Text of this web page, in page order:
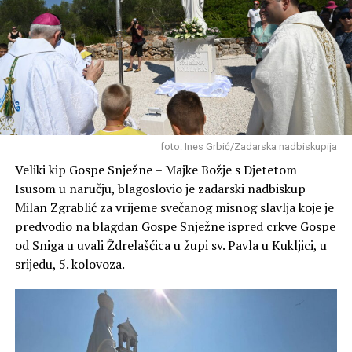
Rizvan, rekavši da je čudesnost Božje ljubavi izlivena u
Marijinom životu i u životu svakog krštenika, pa i
svećenika – ne našom zaslugom, nego Božjom milošću.
„Bog je Mariju unaprijed oslobodio svake ljage grijeha.
Bog se uvijek objavljuje kao onaj koji oslobađa, a ne kao
onaj koji zarobljava. Božje djelovanje je iznad vremena,
ono zahvaća u prošlost i u budućnost. Po zaslugama
Kristove smrti, ono je unaprijed očistilo Mariju u njenom
začeću. Kod Boga je vječnost sada – uokvireno je sve što
smo mi bili, sve što jesmo, ali i što ćemo biti“, poručio je
fra Bojan.
foto: Ines Grbić/Zadarska nadbiskupija
Veliki kip Gospe Snježne – Majke Božje s Djetetom
Isusom u naručju, blagoslovio je zadarski nadbiskup
Milan Zgrablić za vrijeme svečanog misnog slavlja koje je
predvodio na blagdan Gospe Snježne ispred crkve Gospe
od Sniga u uvali Ždrelašćica u župi sv. Pavla u Kukljici, u
srijedu, 5. kolovoza.